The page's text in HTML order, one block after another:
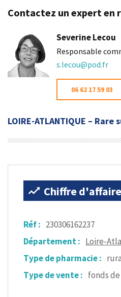
Contactez un expert en
Severine Lecou
Responsable
s.lecou@pod.fr
06 62 17 59 03
LOIRE-ATLANTIQUE –
Chiffre
Réf : 230306162237
Département : Loire-
Type de pharmacie :
Type de vente : fonds